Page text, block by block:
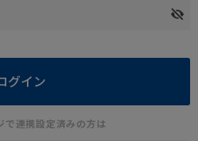
で連携設定済みの方は